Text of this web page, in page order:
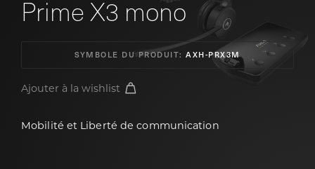
Prime X3 mono
SYMBOLE DU PRODUIT: AXH-PRX3M
Ajouter à la wishlist
Mobilité et Liberté de communication